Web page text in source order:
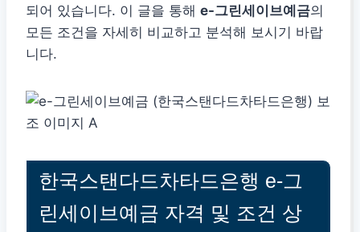
되어 있습니다. 이 글을 통해 e-그린세이브예금의
모든 조건을 자세히 비교하고 분석해 보시기 바랍
니다.
한국스탠다드차타드은행 e-그
린세이브예금 자격 및 조건 상